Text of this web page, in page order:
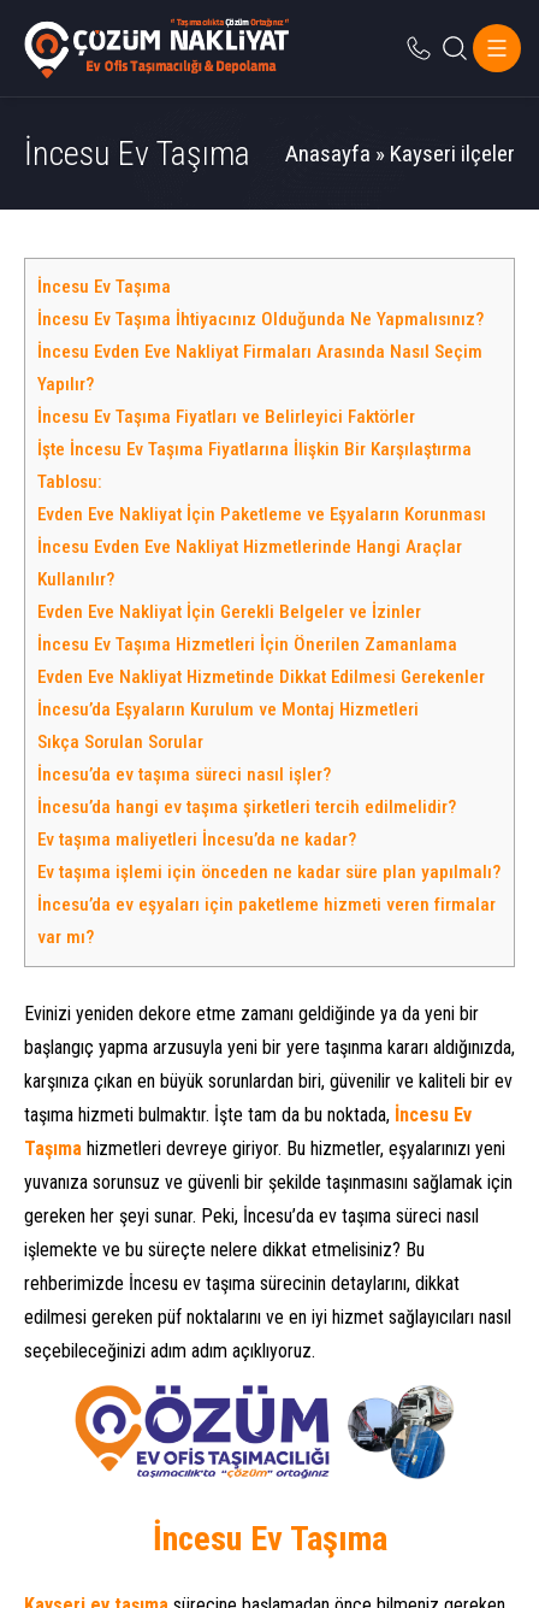
İncesu Ev Taşıma Anasayfa » Kayseri ilçeler
İncesu Ev Taşıma
İncesu Ev Taşıma İhtiyacınız Olduğunda Ne Yapmalısınız?
İncesu Evden Eve Nakliyat Firmaları Arasında Nasıl Seçim
Yapılır?
İncesu Ev Taşıma Fiyatları ve Belirleyici Faktörler
İşte İncesu Ev Taşıma Fiyatlarına İlişkin Bir Karşılaştırma
Tablosu:
Evden Eve Nakliyat İçin Paketleme ve Eşyaların Korunması
İncesu Evden Eve Nakliyat Hizmetlerinde Hangi Araçlar
Kullanılır?
Evden Eve Nakliyat İçin Gerekli Belgeler ve İzinler
İncesu Ev Taşıma Hizmetleri İçin Önerilen Zamanlama
Evden Eve Nakliyat Hizmetinde Dikkat Edilmesi Gerekenler
İncesu’da Eşyaların Kurulum ve Montaj Hizmetleri
Sıkça Sorulan Sorular
İncesu’da ev taşıma süreci nasıl işler?
İncesu’da hangi ev taşıma şirketleri tercih edilmelidir?
Ev taşıma maliyetleri İncesu’da ne kadar?
Ev taşıma işlemi için önceden ne kadar süre plan yapılmalı?
İncesu’da ev eşyaları için paketleme hizmeti veren firmalar
var mı?
Evinizi yeniden dekore etme zamanı geldiğinde ya da yeni bir
başlangıç yapma arzusuyla yeni bir yere taşınma kararı aldığınızda,
karşınıza çıkan en büyük sorunlardan biri, güvenilir ve kaliteli bir ev
taşıma hizmeti bulmaktır. İşte tam da bu noktada, İncesu Ev
Taşıma hizmetleri devreye giriyor. Bu hizmetler, eşyalarınızı yeni
yuvanıza sorunsuz ve güvenli bir şekilde taşınmasını sağlamak için
gereken her şeyi sunar. Peki, İncesu’da ev taşıma süreci nasıl
işlemekte ve bu süreçte nelere dikkat etmelisiniz? Bu
rehberimizde İncesu ev taşıma sürecinin detaylarını, dikkat
edilmesi gereken püf noktalarını ve en iyi hizmet sağlayıcıları nasıl
seçebileceğinizi adım adım açıklıyoruz.
İncesu Ev Taşıma